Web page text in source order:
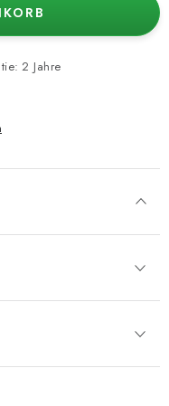
: 2 Jahre